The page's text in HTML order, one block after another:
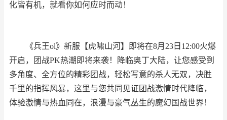
化皆有机，就看你如何应时而动！
《兵王ol》新服【虎啸山河】即将在8月23日12:00火爆
开启，团战PK热潮即将来袭！降临奥丁大陆，让您感受到
多角度、全方位的精彩团战，轻松写意的杀人无双，决胜
千里的指挥风暴，这里与您共同见证团战激情时代降临，
体验激情与热血同在，浪漫与豪气丛生的魔幻国战世界！